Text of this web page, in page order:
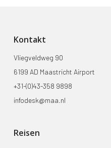
Kontakt
Vliegveldweg 90
6199 AD Maastricht Airport
+31-(0)43-358 9898
infodesk@maa.nl
Reisen